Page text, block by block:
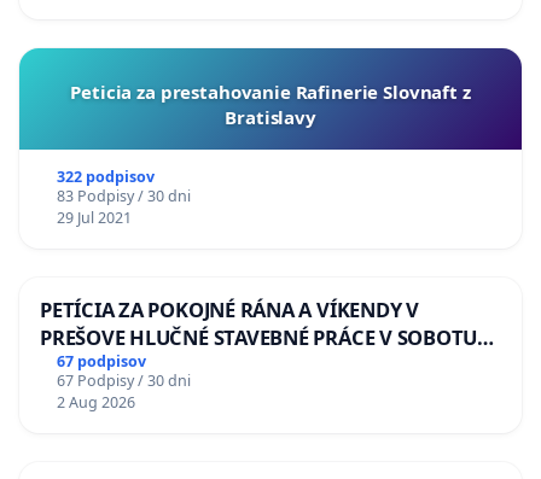
Peticia za prestahovanie Rafinerie Slovnaft z
Bratislavy
322 podpisov
83 Podpisy / 30 dni
29 Jul 2021
PETÍCIA ZA POKOJNÉ RÁNA A VÍKENDY V
PREŠOVE HLUČNÉ STAVEBNÉ PRÁCE V SOBOTU
LEN OD 9.00 DO 13.00 HOD., CEZ PRACOVNÝ
TÝŽDEŇ CIEĽ 8.00 – 18.00 HOD. A PRAVIDELNÁ
KONTROLA STAVBY C-AREA NA
67 podpisov
67 Podpisy / 30 dni
2 Aug 2026